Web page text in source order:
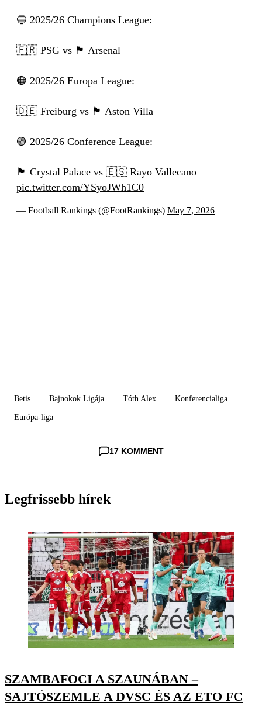
🔵 2025/26 Champions League:
🇫🇷 PSG vs 🏴󠁧󠁢󠁥󠁮󠁧󠁿 Arsenal
🟠 2025/26 Europa League:
🇩🇪 Freiburg vs 🏴󠁧󠁢󠁥󠁮󠁧󠁿 Aston Villa
🟢 2025/26 Conference League:
🏴󠁧󠁢󠁥󠁮󠁧󠁿 Crystal Palace vs 🇪🇸 Rayo Vallecano
pic.twitter.com/YSyoJWh1C0
— Football Rankings (@FootRankings) May 7, 2026
Betis Bajnokok Ligája Tóth Alex Konferencialiga
Európa-liga
17 KOMMENT
Legfrissebb hírek
SZAMBAFOCI A SZAUNÁBAN –
SAJTÓSZEMLE A DVSC ÉS AZ ETO FC